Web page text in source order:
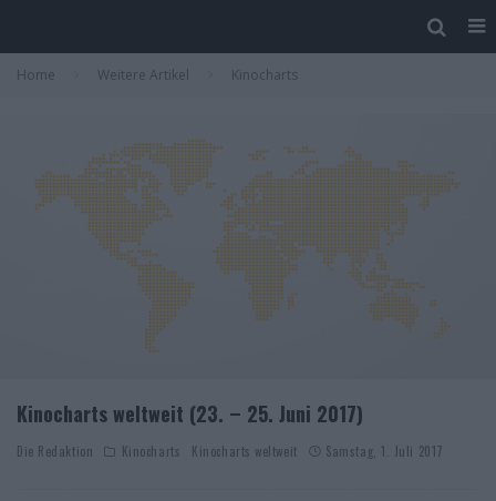
Home Weitere Artikel Kinocharts
Kinocharts weltweit (23. – 25. Juni 2017)
Die Redaktion Kinocharts Kinocharts weltweit Samstag, 1. Juli 2017